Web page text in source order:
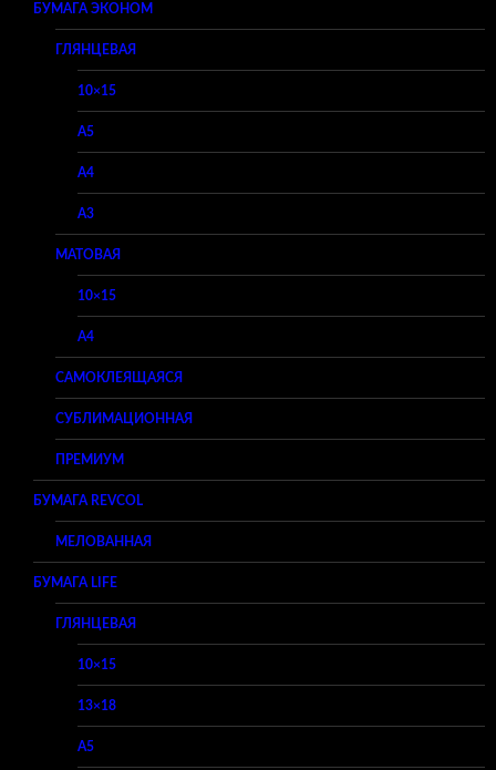
БУМАГА ЭКОНОМ
ГЛЯНЦЕВАЯ
10×15
A5
A4
A3
МАТОВАЯ
10×15
A4
САМОКЛЕЯЩАЯСЯ
СУБЛИМАЦИОННАЯ
ПРЕМИУМ
БУМАГА REVCOL
МЕЛОВАННАЯ
БУМАГА LIFE
ГЛЯНЦЕВАЯ
10×15
13×18
A5